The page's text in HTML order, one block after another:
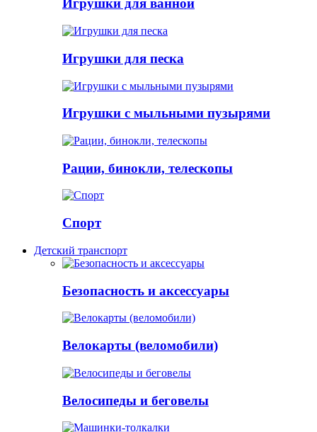
Игрушки для ванной
Игрушки для песка
Игрушки с мыльными пузырями
Рации, бинокли, телескопы
Спорт
Детский транспорт
Безопасность и аксессуары
Велокарты (веломобили)
Велосипеды и беговелы